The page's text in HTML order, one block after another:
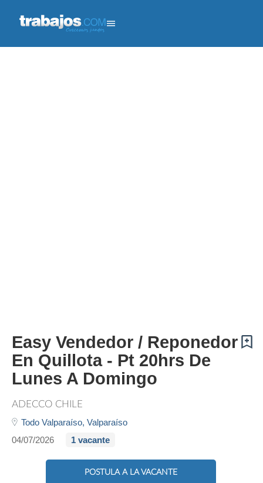
Easy Vendedor / Reponedor
En Quillota - Pt 20hrs De
Lunes A Domingo
ADECCO CHILE
Todo Valparaíso, Valparaíso
04/07/2026
1 vacante
POSTULA A LA VACANTE